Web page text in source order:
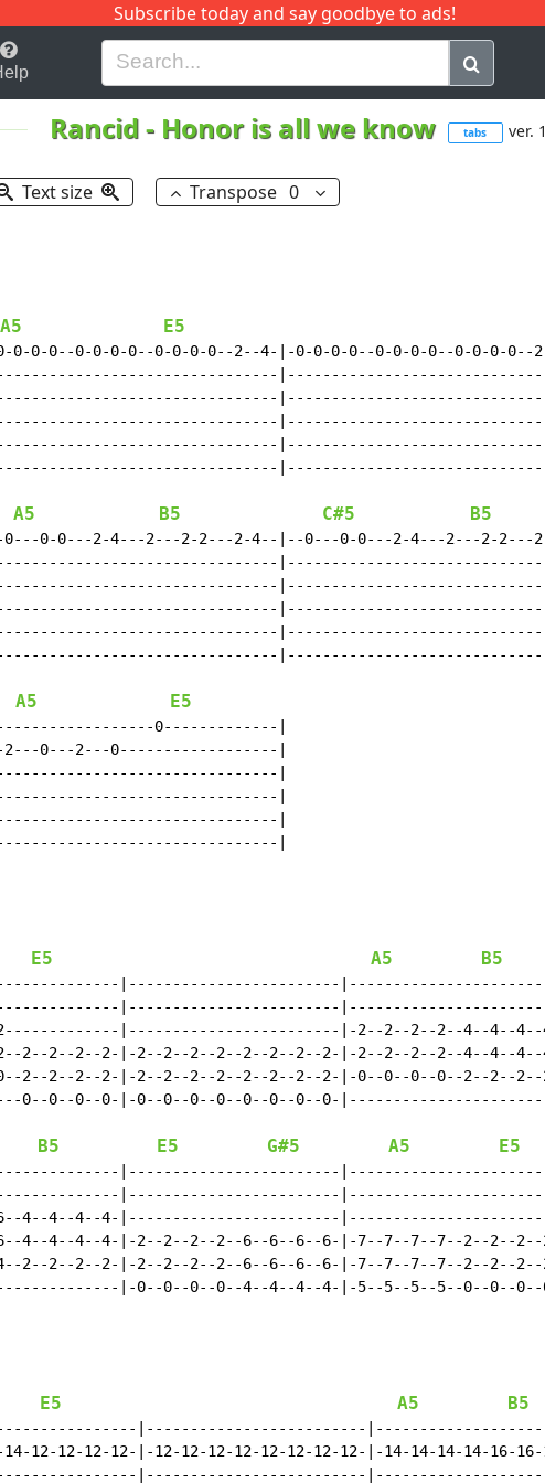
Subscribe today and say goodbye to ads!
H I J Q
Rancid- Honor is all we know tabs ver. 1
Text size Transpose 0
A5 E5
0-0--0-0-0-0--0-0-0-0--2--4-|-0-0-0-0--0-0-0-0--0-0-0-0--
A5 B5 C#5 B5
0-0---2-4---2---2-2---2-4--|--0---0-0---2-4---2---2-2---
A5 E5
0-------------|
0---2---0------------------|
|
|
|
|
E5 A5 B5
|------------------------
|------------------------
|------------------------|-2--2--2--2--4--4--4--
2--2--2--2-|-2--2--2--2--2--2--2--2-|-2--2--2--2--4--4--4--
2--2--2--2-|-2--2--2--2--2--2--2--2-|-0--0--0--0--2--2--2--
0--0--0--0-|-0--0--0--0--0--0--0--0-
B5 E5 G#5 A5 E5
|------------------------
|------------------------
6--4--4--4--4-|------------------------
4--4--4--4-|-2--2--2--2--6--6--6--6-|-7--7--7--7--2--2--2--
2--2--2--2-|-2--2--2--2--6--6--6--6-|-7--7--7--7--2--2--2--
|-0--0--0--0--4--4--4--4-|-5--5--5--5--0--0--0--
E5 A5 B5
|-------------------------
12-12-12-12-|-12-12-12-12-12-12-12-12-|-14-14-14-14-16-16-
|-------------------------